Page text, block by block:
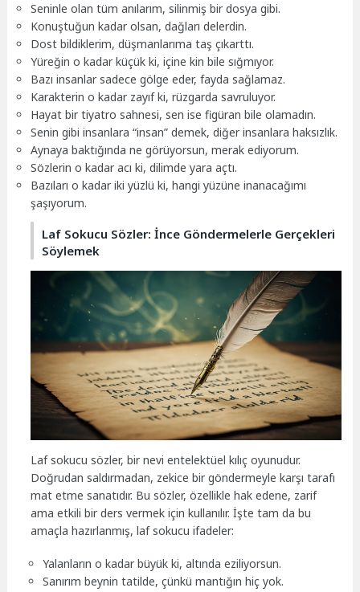
Seninle olan tüm anılarım, silinmiş bir dosya gibi.
Konuştuğun kadar olsan, dağları delerdin.
Dost bildiklerim, düşmanlarıma taş çıkarttı.
Yüreğin o kadar küçük ki, içine kin bile sığmıyor.
Bazı insanlar sadece gölge eder, fayda sağlamaz.
Karakterin o kadar zayıf ki, rüzgarda savruluyor.
Hayat bir tiyatro sahnesi, sen ise figüran bile olamadın.
Senin gibi insanlara “insan” demek, diğer insanlara haksızlık.
Aynaya baktığında ne görüyorsun, merak ediyorum.
Sözlerin o kadar acı ki, dilimde yara açtı.
Bazıları o kadar iki yüzlü ki, hangi yüzüne inanacağımı
şaşıyorum.
Laf Sokucu Sözler: İnce Göndermelerle Gerçekleri
Söylemek
Laf sokucu sözler, bir nevi entelektüel kılıç oyunudur.
Doğrudan saldırmadan, zekice bir göndermeyle karşı tarafı
mat etme sanatıdır. Bu sözler, özellikle hak edene, zarif
ama etkili bir ders vermek için kullanılır. İşte tam da bu
amaçla hazırlanmış, laf sokucu ifadeler:
Yalanların o kadar büyük ki, altında eziliyorsun.
Sanırım beynin tatilde, çünkü mantığın hiç yok.